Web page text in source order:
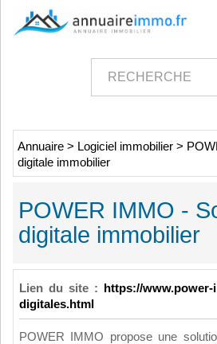
Annuaire > Logiciel immobilier >
digitale immobilier
POWER IMMO -
digitale immobilier
Lien du site :
https://
digitales.html
POWER IMMO propose une